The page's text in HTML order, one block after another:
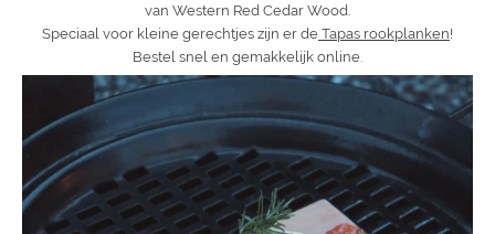
van Western Red Cedar Wood.
Speciaal voor kleine gerechtjes zijn er de Tapas rookplanken!
Bestel snel en gemakkelijk online.